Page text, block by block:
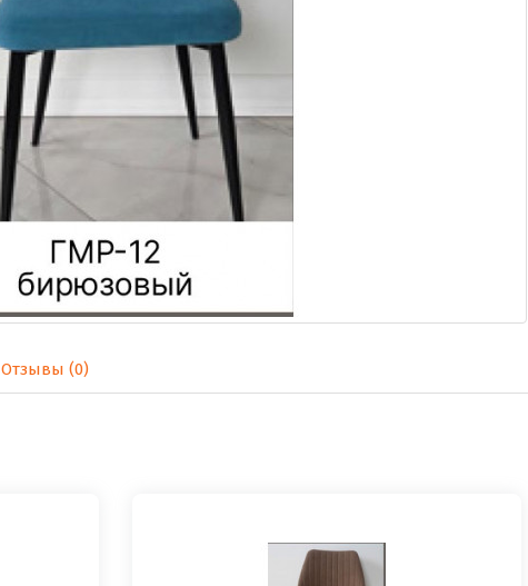
Отзывы (0)